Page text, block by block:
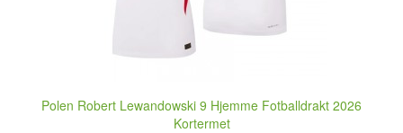
Polen Robert Lewandowski 9 Hjemme Fotballdrakt 2026
Kortermet